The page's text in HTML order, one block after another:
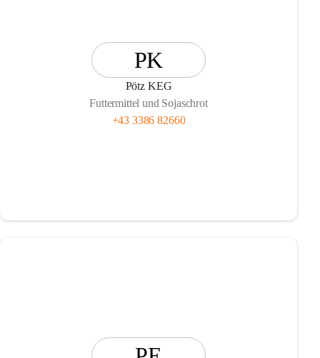
PK
Pötz KEG
Futtermittel und Sojaschrot
+43 3386 82660